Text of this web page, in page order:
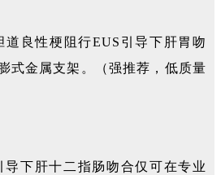
道良性梗阻行EUS引导下肝胃吻
式金属支架。（强推荐，低质量
导下肝十二指肠吻合仅可在专业